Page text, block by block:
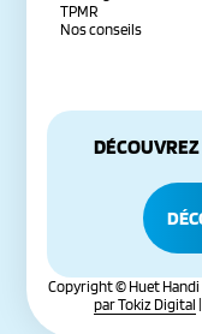
TPMR
Nos conseils
DÉCOUVREZ
Copyright © Huet Handi
par Tokiz Digital |